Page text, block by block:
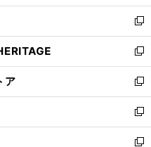
ウ
で
開
く
ン
ド
ウ
で
開
く
新
し
い
ウ
ィ
ン
ド
ウ
で
新
し
い
ウ
ィ
ン
ド
ア
新
し
い
ウ
ィ
新
し
い